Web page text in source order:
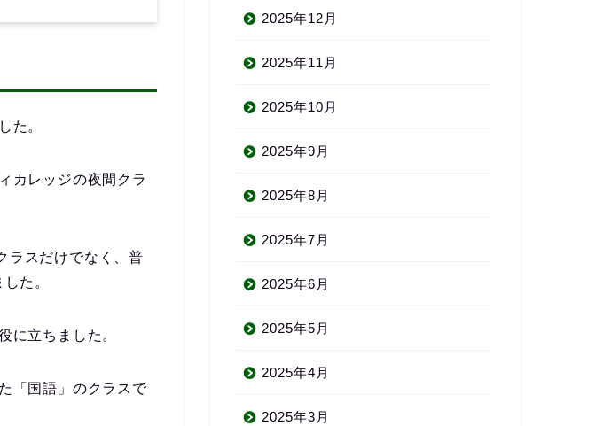
た。
カレッジの夜間クラ
ラスだけでなく、普
た。
に立ちました。
「国語」のクラスで
2025年12月
2025年11月
2025年10月
2025年9月
2025年8月
2025年7月
2025年6月
2025年5月
2025年4月
2025年3月